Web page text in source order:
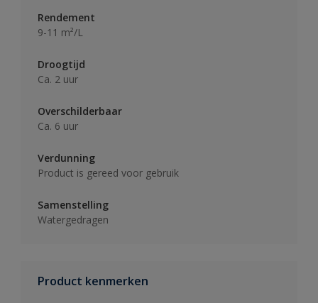
Rendement
9-11 m²/L
Droogtijd
Ca. 2 uur
Overschilderbaar
Ca. 6 uur
Verdunning
Product is gereed voor gebruik
Samenstelling
Watergedragen
Product kenmerken